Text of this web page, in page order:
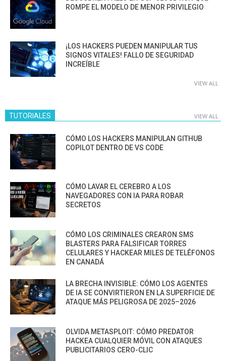
ROMPE EL MODELO DE MENOR PRIVILEGIO
¡LOS HACKERS PUEDEN MANIPULAR TUS
SIGNOS VITALES! FALLO DE SEGURIDAD
INCREÍBLE
VIEW ALL
TUTORIALES VIEW ALL
CÓMO LOS HACKERS MANIPULAN GITHUB
COPILOT DENTRO DE VS CODE
CÓMO LAVAR EL CEREBRO A LOS
NAVEGADORES CON IA PARA ROBAR
SECRETOS
CÓMO LOS CRIMINALES CREARON SMS
BLASTERS PARA FALSIFICAR TORRES
CELULARES Y HACKEAR MILES DE TELÉFONOS
EN CANADÁ
LA BRECHA INVISIBLE: CÓMO LOS AGENTES
DE IA SE CONVIRTIERON EN LA SUPERFICIE DE
ATAQUE MÁS PELIGROSA DE 2025–2026
OLVIDA METASPLOIT: CÓMO PREDATOR
HACKEA CUALQUIER MÓVIL CON ATAQUES
PUBLICITARIOS CERO-CLIC